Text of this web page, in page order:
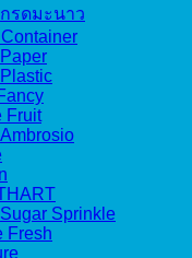
กรดมะนาว
Paper
Plastic
Fruit
Ambrosio
Sugar Sprinkle
Fresh